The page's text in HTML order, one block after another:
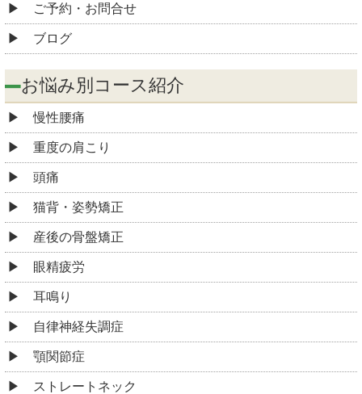
ご予約・お問合せ
ブログ
お悩み別コース紹介
慢性腰痛
重度の肩こり
頭痛
猫背・姿勢矯正
産後の骨盤矯正
眼精疲労
耳鳴り
自律神経失調症
顎関節症
ストレートネック